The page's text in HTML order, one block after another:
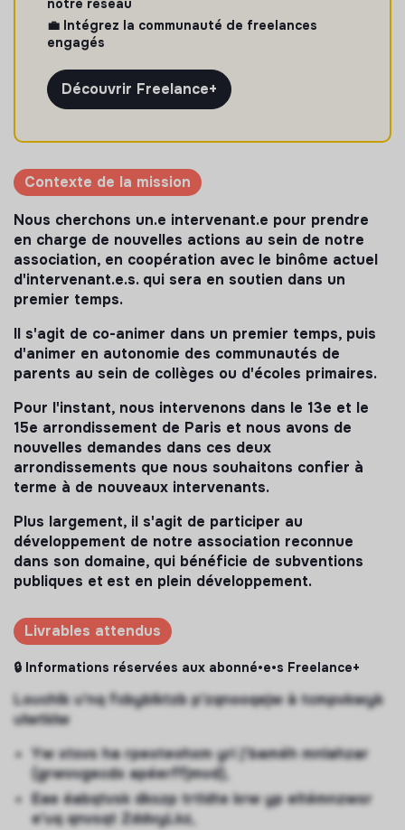
notre réseau
💼 Intégrez la communauté de freelances
engagés
Découvrir Freelance+
Contexte de la mission
Nous cherchons un.e intervenant.e pour prendre
en charge de nouvelles actions au sein de notre
association, en coopération avec le binôme actuel
d'intervenant.e.s. qui sera en soutien dans un
premier temps.
Il s'agit de co-animer dans un premier temps, puis
d'animer en autonomie des communautés de
parents au sein de collèges ou d'écoles primaires.
Pour l'instant, nous intervenons dans le 13e et le
15e arrondissement de Paris et nous avons de
nouvelles demandes dans ces deux
arrondissements que nous souhaitons confier à
terme à de nouveaux intervenants.
Plus largement, il s'agit de participer au
développement de notre association reconnue
dans son domaine, qui bénéficie de subventions
publiques et est en plein développement.
Livrables attendus
🔒 Informations réservées aux abonné•e•s Freelance+
Louchlk u'nq fcbyblktzb p'zqnooqejw à tcmpvkwyk
ulwtklw
Yw xtsvs ha rpeoteohxm yri j'baméh mnlahzar
(grwvvgecdx apéerffjmvd),
Eae éabqtvsk dkszp trtldte krw yp eltémnzwsr
e'uq qnvsqt ZddvyLkz,